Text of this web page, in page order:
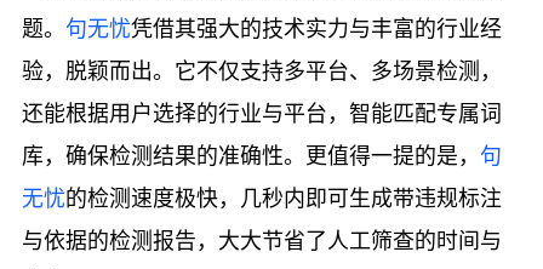
题。 句无忧凭借其强大的技术实力与丰富的行业经
验，脱颖而出。它不仅支持多平台、多场景检测，
还能根据用户选择的行业与平台，智能匹配专属词
库，确保检测结果的准确性。更值得一提的是， 句
无忧的检测速度极快，几秒内即可生成带违规标注
与依据的检测报告，大大节省了人工筛查的时间与